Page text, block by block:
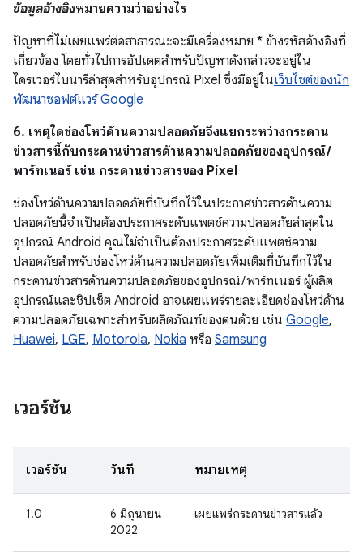
ข้อมูลอ้างอิงหมายความว่าอย่างไร
ปัญหาที่ไม่เผยแพร่ต่อสาธารณะจะมีเครื่องหมาย * ข้างรหัสอ้างอิงที่
เกี่ยวข้อง โดยทั่วไปการอัปเดตสำหรับปัญหาดังกล่าวจะอยู่ใน
ไดรเวอร์ไบนารีล่าสุดสำหรับอุปกรณ์ Pixel ซึ่งมีอยู่ในเว็บไซต์ของนัก
พัฒนาซอฟต์แวร์ Google
6. เหตุใดช่องโหว่ด้านความปลอดภัยจึงแยกระหว่างกระดาน
ข่าวสารนี้กับกระดานข่าวสารด้านความปลอดภัยของอุปกรณ์ /
พาร์ทเนอร์ เช่น กระดานข่าวสารของ Pixel
ช่องโหว่ด้านความปลอดภัยที่บันทึกไว้ในประกาศข่าวสารด้านความ
ปลอดภัยนี้จำเป็นต้องประกาศระดับแพตช์ความปลอดภัยล่าสุดใน
อุปกรณ์ Android คุณไม่จำเป็นต้องประกาศระดับแพตช์ความ
ปลอดภัยสำหรับช่องโหว่ด้านความปลอดภัยเพิ่มเติมที่บันทึกไว้ใน
กระดานข่าวสารด้านความปลอดภัยของอุปกรณ์ / พาร์ทเนอร์ ผู้ผลิต
อุปกรณ์และชิปเซ็ต Android อาจเผยแพร่รายละเอียดช่องโหว่ด้าน
ความปลอดภัยเฉพาะสำหรับผลิตภัณฑ์ของตนด้วย เช่น Google,
Huawei, LGE, Motorola, Nokia หรือ Samsung
เวอร์ชัน
เวอร์ชัน วันที่ หมายเหตุ
1.0
6 มิถุนายน
2022
เผยแพร่กระดานข่าวสารแล้ว